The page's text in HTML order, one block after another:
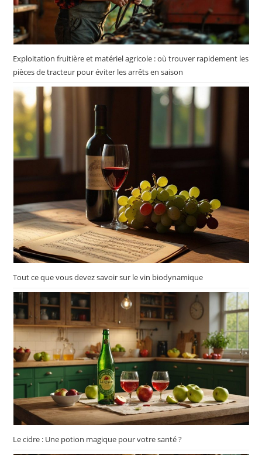
Exploitation fruitière et matériel agricole : où trouver rapidement les
pièces de tracteur pour éviter les arrêts en saison
Tout ce que vous devez savoir sur le vin biodynamique
Le cidre : Une potion magique pour votre santé ?